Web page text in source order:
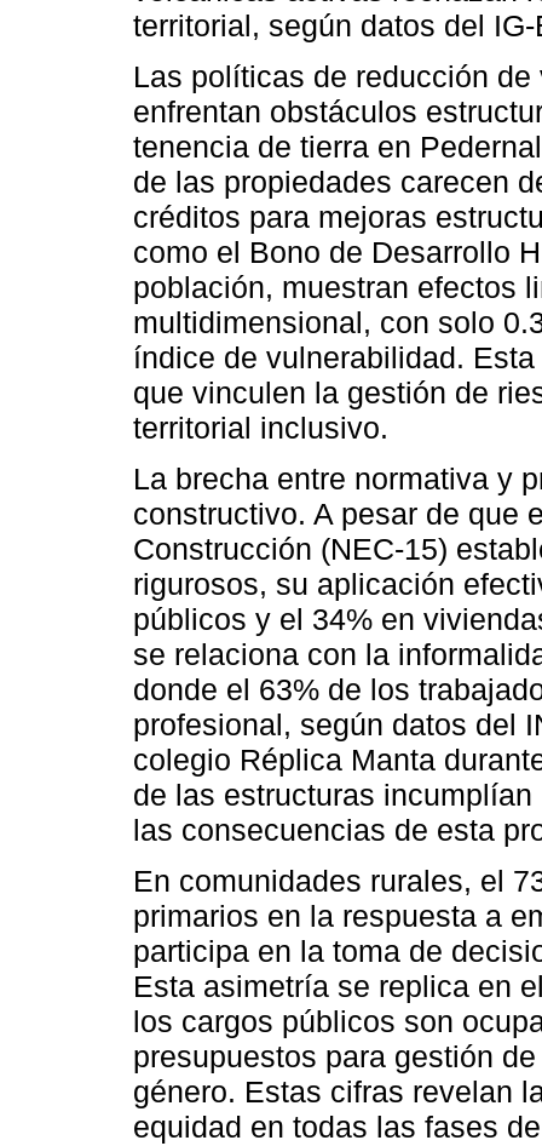
territorial, según datos del
Las políticas de reducción
enfrentan obstáculos
tenencia de tierra en
de las propiedades carecen
créditos para mejoras
como el Bono de Desarrollo
población, muestran efectos
multidimensional, con solo
índice de vulnerabilidad.
que vinculen la gestión de
territorial inclusivo.
La brecha entre normativa y
constructivo. A pesar de que
Construcción (NEC-15)
rigurosos, su aplicación
públicos y el 34% en
se relaciona con la
donde el 63% de los
profesional, según datos del
colegio Réplica Manta
de las estructuras
las consecuencias de esta
En comunidades rurales, el
primarios en la respuesta a
participa en la toma de
Esta asimetría se replica en
los cargos públicos son
presupuestos para gestión
género. Estas cifras revelan
equidad en todas las fases